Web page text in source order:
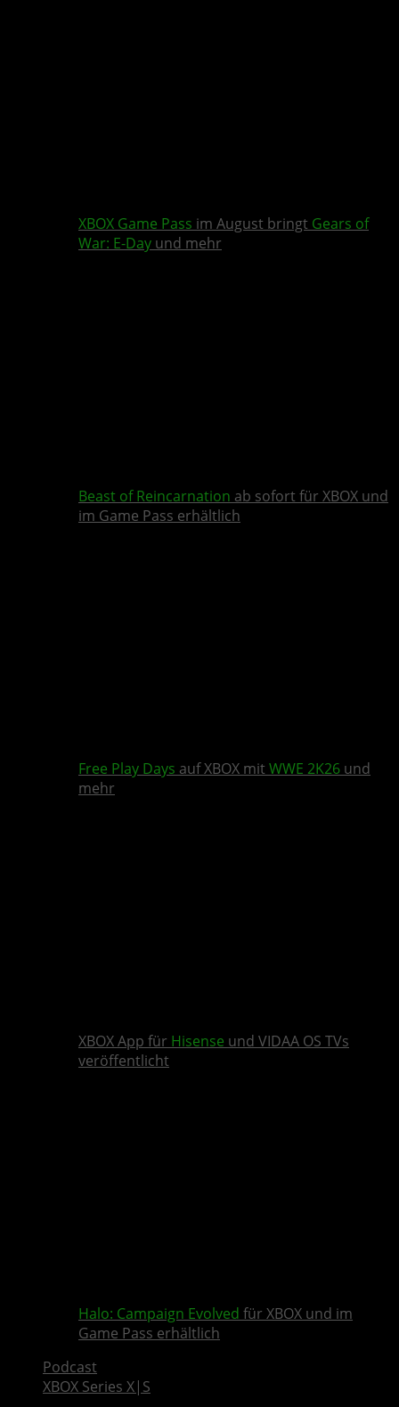
XBOX Game Pass im August bringt Gears of
War: E-Day und mehr
Beast of Reincarnation ab sofort für XBOX und
im Game Pass erhältlich
Free Play Days auf XBOX mit WWE 2K26 und
mehr
XBOX App für Hisense und VIDAA OS TVs
veröffentlicht
Halo: Campaign Evolved für XBOX und im
Game Pass erhältlich
Podcast
XBOX Series X|S